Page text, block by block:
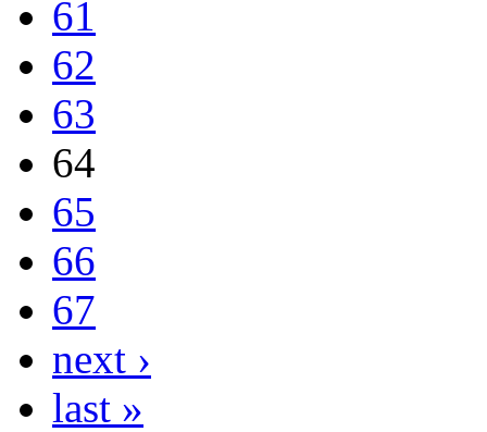
61
62
63
64
65
66
67
next ›
last »